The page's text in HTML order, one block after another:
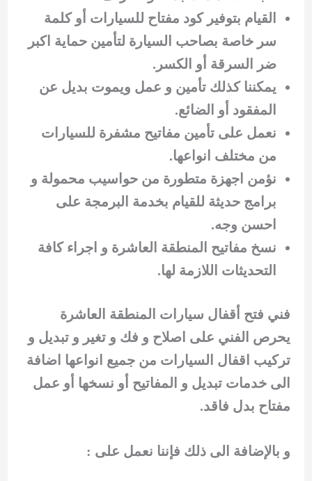
القيام بتوفير كود مفتاح للسيارات أو كلمة
سر خاصة بصاحب السيارة لتأمين حماية اكبر
ضر السرقة أو الكسر.
يمكننا كذلك تأمين و عمل ويموت بديل عن
المفقود أو الضائع.
نعمل على تأمين مفاتيح مشفرة للسيارات
من مختلف انواعها.
نؤمن اجهزة متطورة من حواسيب محمولة و
برامج حديثة للقيام بخدمة البرمجة على
احسن وجه.
نسخ مفاتيح المنطقة العاشرة و اجراء كافة
التحديثات اللازمة لها.
فني فتح أقفال سيارات المنطقة العاشرة
يحرص الفني على اصلاح و فك و تغير و تبديل و
تركيب اقفال السيارات من جميع انواعها اضافة
الى خدمات تبديل و المفاتيح أو نسخها أو عمل
مفتاح بدل فاقد.
و بالإضافة الى ذلك فإننا نعمل على :